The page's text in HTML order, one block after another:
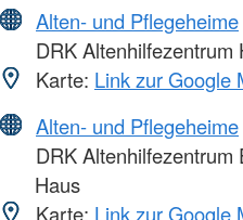
Alten- und Pflegeheime
DRK Altenhilfezentrum
Karte: Link zur Google
Alten- und Pflegeheime
DRK
Haus
Karte: Link zur Google